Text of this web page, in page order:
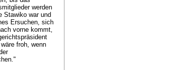
werden
Stawiko war und
Ersuchen, sich
vorne kommt,
froh, wenn